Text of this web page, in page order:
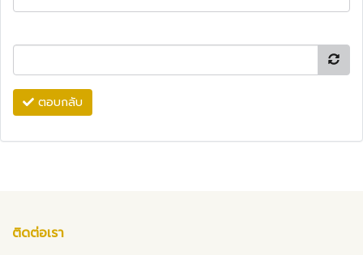
ตอบกลับ
ติดต่อเรา